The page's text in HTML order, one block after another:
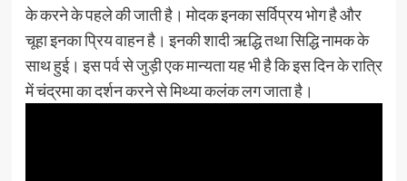
के करने के पहले की जाती है। मोदक इनका सर्विप्रय भोग है और
चूहा इनका प्रिय वाहन है। इनकी शादी ऋद्धि तथा सिद्धि नामक के
साथ हुई। इस पर्व से जुड़ी एक मान्यता यह भी है कि इस दिन के रात्रि
में चंद्रमा का दर्शन करने से मिथ्या कलंक लग जाता है।